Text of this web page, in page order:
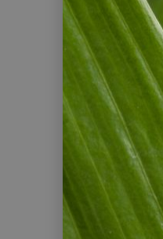
Sie erhalten